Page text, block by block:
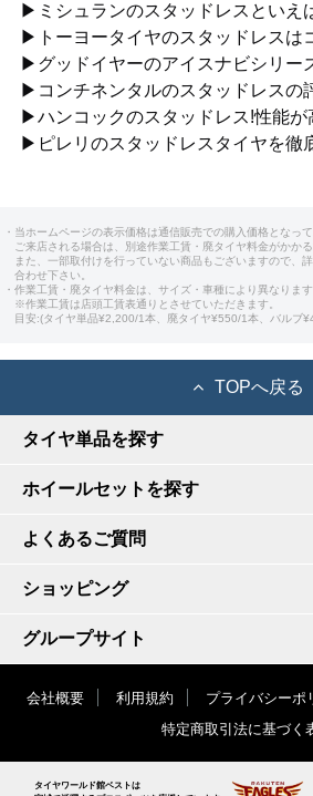
▶ミシュランのスタッドレスといえ
▶トーヨータイヤのスタッドレスは
▶グッドイヤーのアイスナビシリー
▶コンチネンタルのスタッドレスの
▶ハンコックのスタッドレス!性能
▶ピレリのスタッドレスタイヤを徹
・当ホームページの表示価格は通信販売での購入価格となって
ご来店される場合は、別途作業工賃・廃タイヤ料金がかかる
また、一部取付けを行っていない商品もございますので、
合わせ下さい。
・作業工賃・廃タイヤ料金は、サイズ・車種により異なります
※作業工賃は店頭工賃表通りとさせていただきます。
目安:(タイヤ単品¥2,200/1本、廃タイヤ¥550/1本、バルブ
TOPへ戻る
タイヤ単品を探す
ホイールセットを探す
よくあるご質問
ショッピング
グループサイト
会社概要 利用規約 プライバシーポ
特定商取引法に基づく
タイヤワールド館ベストは